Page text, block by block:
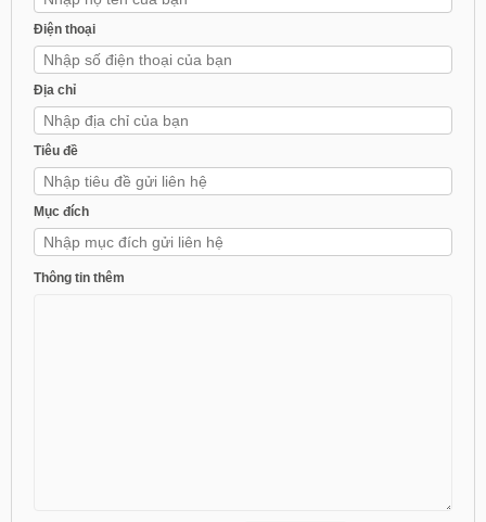
Điện thoại
Địa chỉ
Tiêu đề
Mục đích
Thông tin thêm